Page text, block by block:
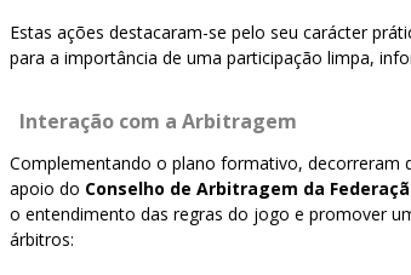
Estas ações destacaram-se pelo seu carácter
para a importância de uma participação limpa,
Interação com a Arbitragem
Complementando o plano formativo, decorreram
apoio do Conselho de Arbitragem da
o entendimento das regras do jogo e promover
árbitros: